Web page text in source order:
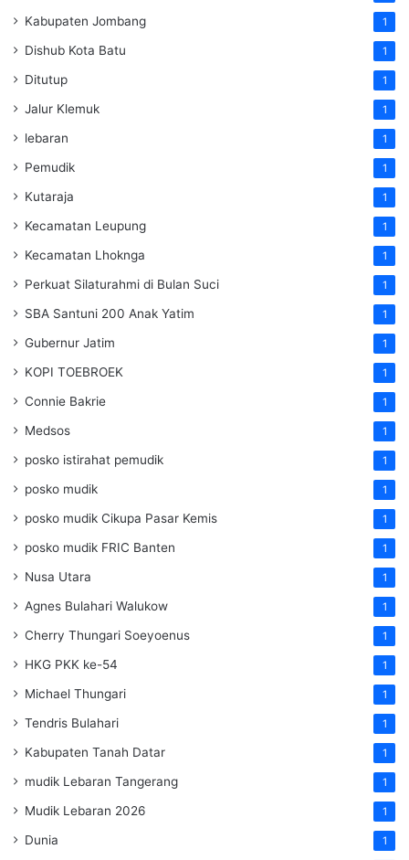
Kabupaten Jombang 1
Dishub Kota Batu 1
Ditutup 1
Jalur Klemuk 1
lebaran 1
Pemudik 1
Kutaraja 1
Kecamatan Leupung 1
Kecamatan Lhoknga 1
Perkuat Silaturahmi di Bulan Suci 1
SBA Santuni 200 Anak Yatim 1
Gubernur Jatim 1
KOPI TOEBROEK 1
Connie Bakrie 1
Medsos 1
posko istirahat pemudik 1
posko mudik 1
posko mudik Cikupa Pasar Kemis 1
posko mudik FRIC Banten 1
Nusa Utara 1
Agnes Bulahari Walukow 1
Cherry Thungari Soeyoenus 1
HKG PKK ke-54 1
Michael Thungari 1
Tendris Bulahari 1
Kabupaten Tanah Datar 1
mudik Lebaran Tangerang 1
Mudik Lebaran 2026 1
Dunia 1